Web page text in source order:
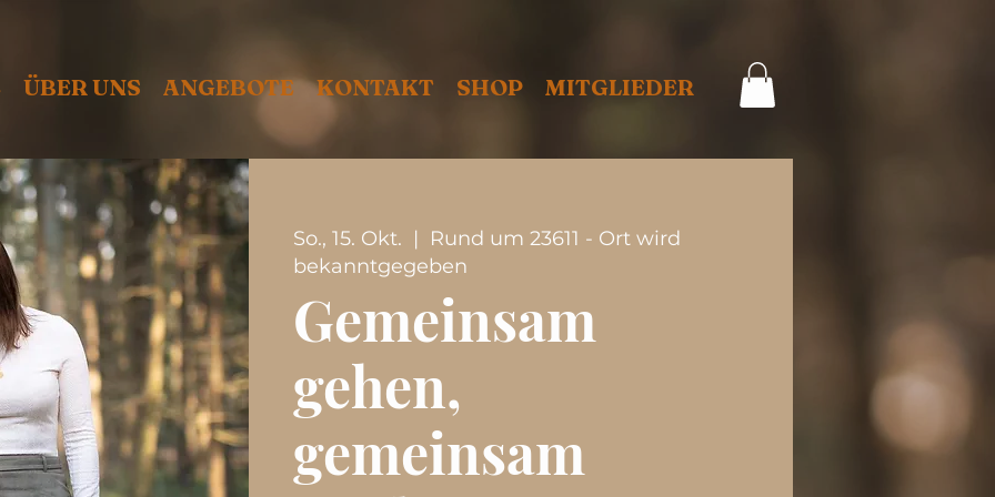
ÜBER UNS ANGEBOTE KONTAKT SHOP MITGLIEDER
So., 15. Okt.
  |
Rund um 23611 - Ort wird
bekanntgegeben
Gemeinsam
gehen,
gemeinsam